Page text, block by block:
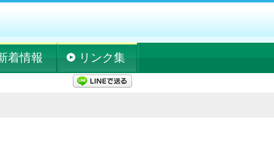
着情報 リンク集